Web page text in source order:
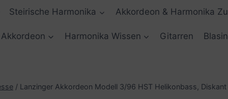
Steirische Harmonika Akkordeon & Harmonika
Akkordeon Harmonika Wissen Gitarren
/ Lanzinger Akkordeon Modell 3/96 HST Helikonbass,